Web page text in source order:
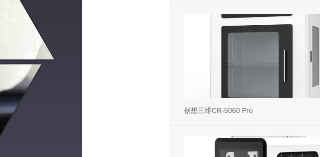
创想三维CR-5060 Pro